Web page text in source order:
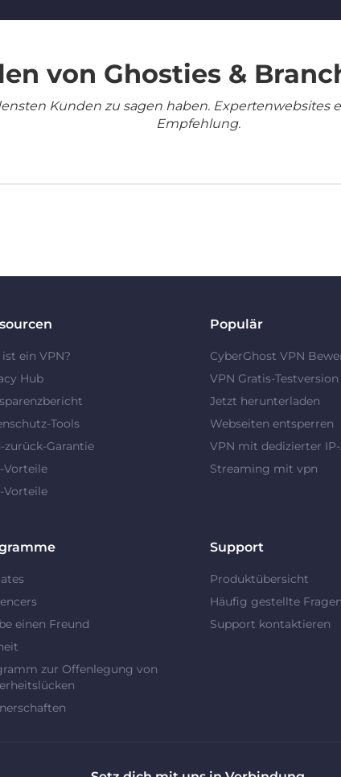
von Ghosties &
Kunden zu sagen haben.
Empfehlung.
ist ein VPN?
Hub
Tools
zurück-Garantie
Vorteile
Vorteile
Populär
CyberGhost VPN
VPN Gratis-Testversion
Jetzt herunterladen
Webseiten entsperren
VPN mit dedizierter
Streaming mit vpn
einen Freund
zur Offenlegung von
Support
Produktübersicht
Häufig gestellte Fragen
Support kontaktieren